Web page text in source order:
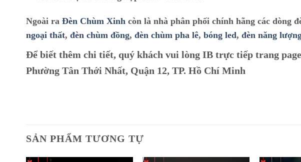
Ngoài ra Đèn Chùm Xinh còn là nhà phân phối chính hãng các dòng
ngoại thất, đèn chùm đồng, đèn chùm pha lê, bóng led, đèn năng
Để biết thêm chi tiết, quý khách vui lòng IB trực tiếp trang
Phường Tân Thới Nhất, Quận 12, TP. Hồ Chí Minh
SẢN PHẨM TƯƠNG TỰ